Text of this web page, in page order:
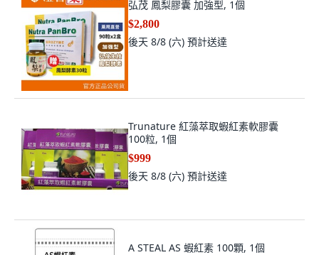
弘茂 鳳梨膠囊 加強型, 1個
$2,800
後天 8/8 (六) 預計送達
Trunature 紅藻萃取蝦紅素軟膠囊
100粒, 1個
$999
後天 8/8 (六) 預計送達
A STEAL AS 蝦紅素 100顆, 1個